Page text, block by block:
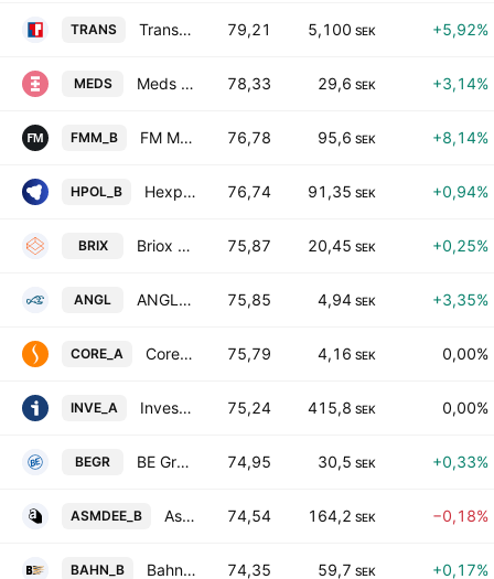
TRANS Transtema Group AB 79,21 5,100 SEK +5,92%
MEDS Meds Apotek AB 78,33 29,6 SEK +3,14%
FMM_B FM Mattsson Class B 76,78 95,6 SEK +8,14%
HPOL_B Hexpol AB Class B 76,74 91,35 SEK +0,94%
BRIX Briox AB 75,87 20,45 SEK +0,25%
ANGL ANGLER GAMING PLC 75,85 4,94 SEK +3,35%
CORE_A Corem Property Group AB Class A 75,79 4,16 SEK 0,00%
INVE_A Investor AB Class A 75,24 415,8 SEK 0,00%
BEGR BE Group AB 74,95 30,5 SEK +0,33%
ASMDEE_B Asmodee Group AB Class B 74,54 164,2 SEK −0,18%
BAHN_B Bahnhof AB Class B 74,35 59,7 SEK +0,17%